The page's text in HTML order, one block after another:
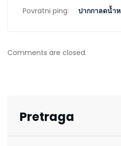
Povratni ping: ปากกาลดน้ำ
Comments are closed.
Pretraga